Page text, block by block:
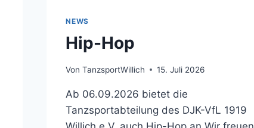
NEWS
Hip-Hop
Von TanzsportWillich 15. Juli 2026
Ab 06.09.2026 bietet die
Tanzsportabteilung des DJK-VfL 1919